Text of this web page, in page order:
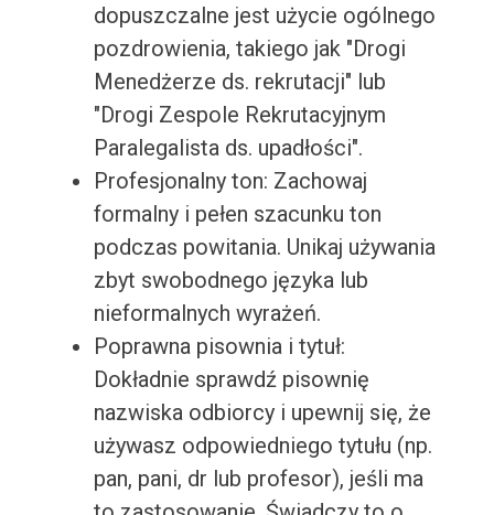
dopuszczalne jest użycie ogólnego
pozdrowienia, takiego jak "Drogi
Menedżerze ds. rekrutacji" lub
"Drogi Zespole Rekrutacyjnym
Paralegalista ds. upadłości".
Profesjonalny ton: Zachowaj
formalny i pełen szacunku ton
podczas powitania. Unikaj używania
zbyt swobodnego języka lub
nieformalnych wyrażeń.
Poprawna pisownia i tytuł:
Dokładnie sprawdź pisownię
nazwiska odbiorcy i upewnij się, że
używasz odpowiedniego tytułu (np.
pan, pani, dr lub profesor), jeśli ma